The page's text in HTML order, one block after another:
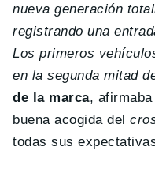
nueva generación
registrando una
Los primeros
en la segunda mitad
de la marca,
buena acogida del
todas sus